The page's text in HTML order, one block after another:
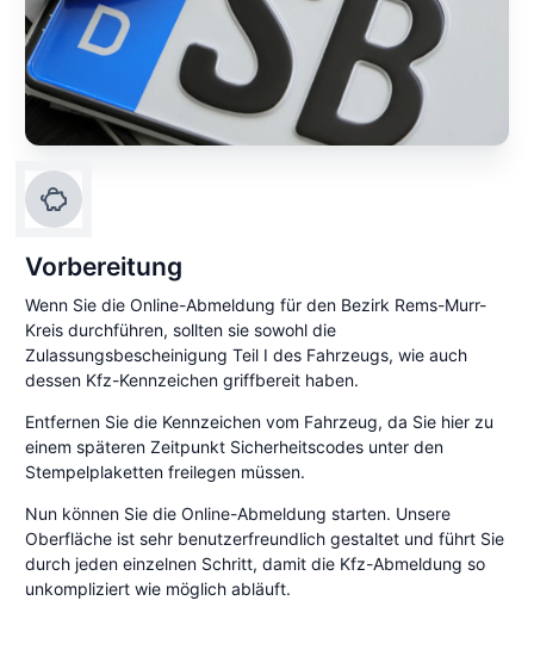
Vorbereitung
Wenn Sie die Online-Abmeldung für den Bezirk Rems-Murr-
Kreis durchführen, sollten sie sowohl die
Zulassungsbescheinigung Teil I des Fahrzeugs, wie auch
dessen Kfz-Kennzeichen griffbereit haben.
Entfernen Sie die Kennzeichen vom Fahrzeug, da Sie hier zu
einem späteren Zeitpunkt Sicherheitscodes unter den
Stempelplaketten freilegen müssen.
Nun können Sie die Online-Abmeldung starten. Unsere
Oberfläche ist sehr benutzerfreundlich gestaltet und führt Sie
durch jeden einzelnen Schritt, damit die Kfz-Abmeldung so
unkompliziert wie möglich abläuft.